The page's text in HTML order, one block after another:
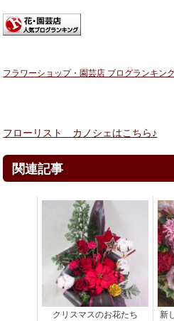
フラワーショップ・園芸店 ブログランキン
フローリスト カノシェはこちら♪
関連記事
クリスマスのお花たち
新